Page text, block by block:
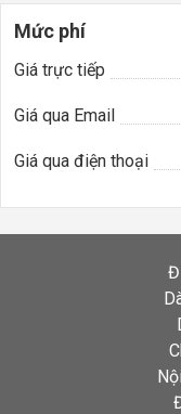
Mức phí
Giá trực tiếp
Giá qua Email
Giá qua điện thoại